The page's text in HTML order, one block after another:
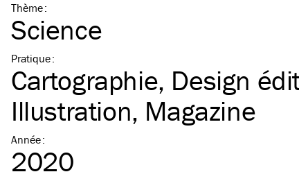
Thème:
Science
Pratique:
Cartographie Design
Illustration Magazine
Année:
2020